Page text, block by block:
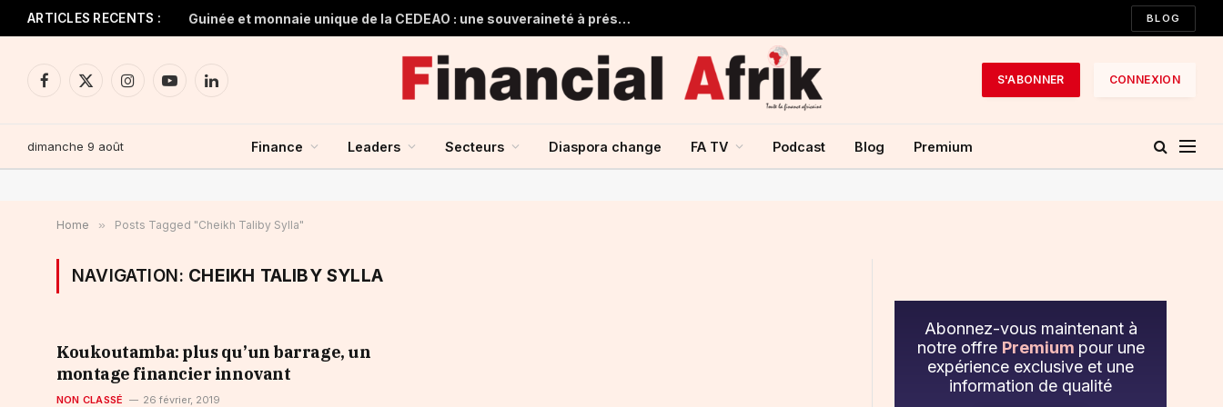
ARTICLES RECENTS : Guinée et monnaie unique de la CEDEAO : une souveraineté à préserver, une intégration à repenser BLOG
Facebook
X
InstagramYouTubeLinkedIn
S'ABONNER CONNEXION
dimanche 9 août Finance Leaders Secteurs Diaspora change FA TV Podcast Blog Premium
Home » Posts Tagged "Cheikh Taliby Sylla"
NAVIGATION: CHEIKH TALIBY SYLLA
Koukoutamba: plus qu’un barrage, un
montage financier innovant
NON CLASSÉ 26 février, 2019
Abonnez-vous maintenant à
notre offre Premium pour une
expérience exclusive et une
information de qualité